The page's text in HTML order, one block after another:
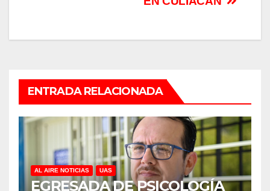
ENTRADA RELACIONADA
AL AIRE NOTICIAS UAS
EGRESADA DE PSICOLOGÍA